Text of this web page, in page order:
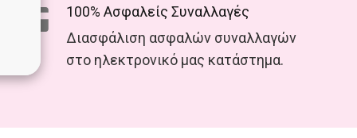
100% Ασφαλείς Συναλλαγές
Διασφάλιση ασφαλών συναλλαγών
στο ηλεκτρονικό μας κατάστημα.